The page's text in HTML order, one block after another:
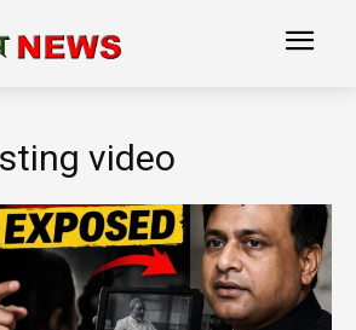
video